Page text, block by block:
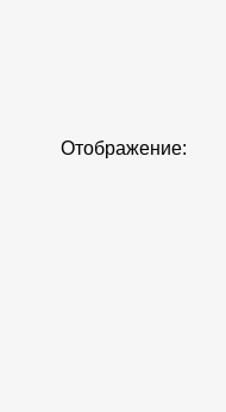
Отображение: